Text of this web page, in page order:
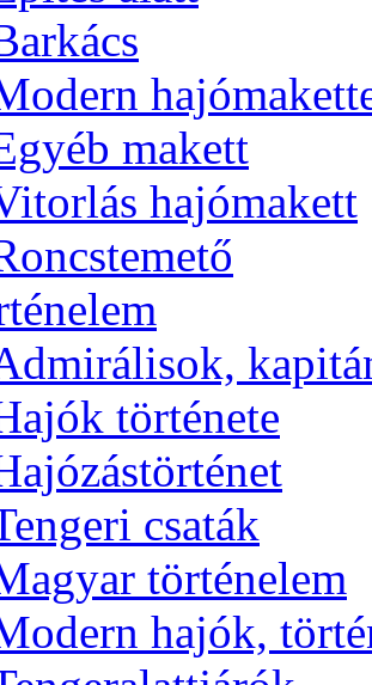
makett
hajómakett
története
csaták
történelem
hajók,